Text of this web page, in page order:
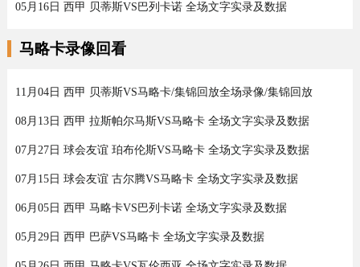
05月16日 西甲 贝蒂斯VS巴列卡诺 全场文字实录及数据
马略卡录像回看
11月04日 西甲 贝蒂斯VS马略卡/集锦回放全场录像/集锦回放
08月13日 西甲 拉斯帕尔马斯VS马略卡 全场文字实录及数据
07月27日 球会友谊 珀布伦斯VS马略卡 全场文字实录及数据
07月15日 球会友谊 古尔腾VS马略卡 全场文字实录及数据
06月05日 西甲 马略卡VS巴列卡诺 全场文字实录及数据
05月29日 西甲 巴萨VS马略卡 全场文字实录及数据